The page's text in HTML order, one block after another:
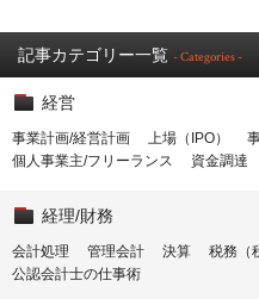
記事カテゴリー一覧 - Categories -
経営
事業計画/経営計画 上場（IPO）
個人事業主/フリーランス
資金調達
経理/財務
会計処理 管理会計 決算 税務（
公認会計士の仕事術